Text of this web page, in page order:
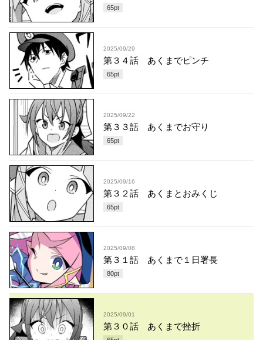
65pt
2025/09/29
第３４話 あくまでピンチ
65pt
2025/09/22
第３３話 あくまでお守り
65pt
2025/09/16
第３２話 あくまとおみくじ
65pt
2025/09/08
第３１話 あくまで１日署長
80pt
2025/09/01
第３０話 あくまで挫折